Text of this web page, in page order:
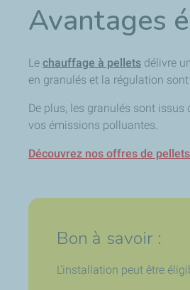
Avantages
Le chauffage à pellets délivre
en granulés et la régulation
De plus, les granulés sont issus
vos émissions polluantes.
Découvrez nos offres de
Bon à savoir :
L'installation peut être